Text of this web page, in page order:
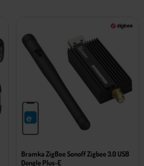
Bramka ZigBee Sonoff Zigbee 3.0 USB
Dongle Plus-E